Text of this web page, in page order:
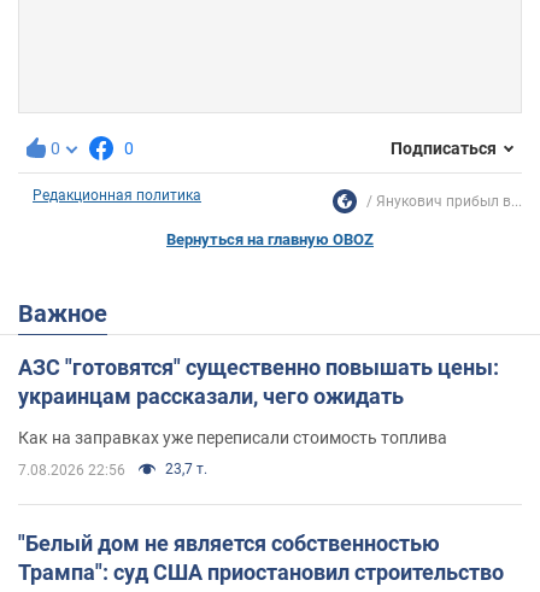
0 0 Подписаться
Редакционная политика Янукович прибыл в...
Вернуться на главную OBOZ
Важное
АЗС "готовятся" существенно повышать цены:
украинцам рассказали, чего ожидать
Как на заправках уже переписали стоимость топлива
7.08.2026 22:56 23,7 т.
"Белый дом не является собственностью
Трампа": суд США приостановил строительство